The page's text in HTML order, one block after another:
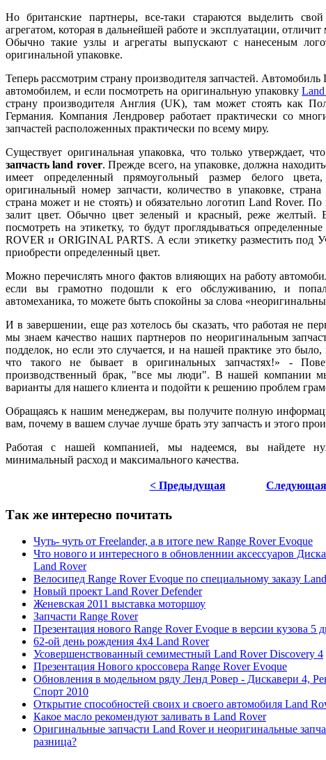
Но британские партнеры, все-таки стараются выделить
агрегатом, которая в дальнейшей работе и эксплуатации,
Обычно такие узлы и агрегаты выпускают с нанесеным
оригинальной упаковке.
Теперь рассмотрим страну производителя запчастей. Автомобиль
автомобилем, и если посмотреть на оригинальную упаковку
страну производителя Англия (UK), там может стоять как
Германия. Компания Лендровер работает практически со
запчастей расположенных практически по всему миру.
Существует оригинальная упаковка, что только утверждает,
запчасть land rover. Прежде всего, на упаковке, должна
имеет определенный прямоугольный размер белого
оригинальный номер запчасти, количество в упаковке,
страна может и не стоять) и обязательно логотип Land Rover.
залит цвет. Обычно цвет зеленый и красный, реже желтый.
посмотреть на этикетку, то будут проглядываться
ROVER и ORIGINAL PARTS. А если этикетку разместить под
приобрести определенный цвет.
Можно перечислять много фактов влияющих на работу
если вы грамотно подошли к его обслуживанию, и
автомеханика, то можете быть спокойны за слова
И в завершении, еще раз хотелось бы сказать, что работая не
мы знаем качество наших партнеров по неоригинальным
подделок, но если это случается, и на нашей практике это
что такого не бывает в оригинальных запчастях!» -
производственный брак, "все мы люди". В нашей компании
варианты для нашего клиента и подойти к решению проблем
Обращаясь к нашим менеджерам, вы получите полную
вам, почему в вашем случае лучше брать эту запчасть и этого
Работая с нашей компанией, мы надеемся, вы найдете
минимальный расход и максимального качества.
< Предыдущая
Так же интересно почитать
Чуть- чуть от Freelander, а в итоге new Range Rover Evoque
Что нового и интересного в обновленнии аксессуаров
Land Rover
Велосипед Range Rover Evoque по специальному заказу
Новый проект Land Rover Defender
Женевская 2011 выставка моторшоу
Запчасти Range Rover
Презентация нового Range Rover Evoque в версии кузова 5
62-ой день рождения 4x4 Land Rover
Усовершенствованный семиместный Land Rover Discovery 4
Презентация Нового кроссовера Range Rover Evoque
Обновления в модельном ряду Ленд Ровер - Дискавери 4,
Спорт 2010
Открытие способностей своих и своего автомобиля Land
Какое масло рекомендуют заливать в Land Rover
Оригинальные запчасти Land Rover и неоригинальные
разница?